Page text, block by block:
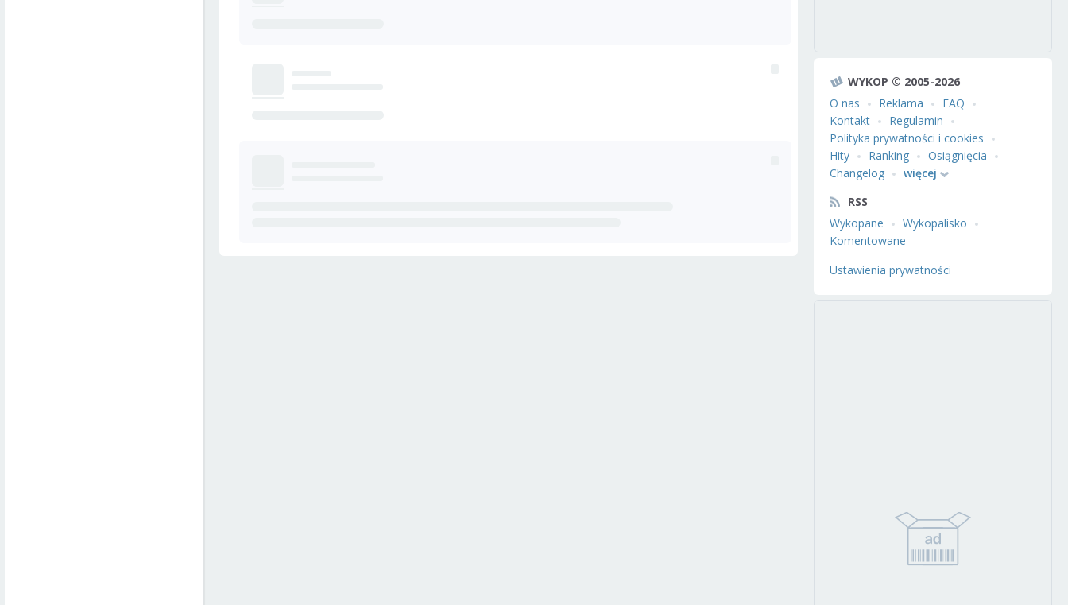
WYKOP © 2005-2026
O nas
Reklama
FAQ
Kontakt
Regulamin
Polityka prywatności i cookies
Hity
Ranking
Osiągnięcia
Changelog
więcej
RSS
Wykopane
Wykopalisko
Komentowane
Ustawienia prywatności